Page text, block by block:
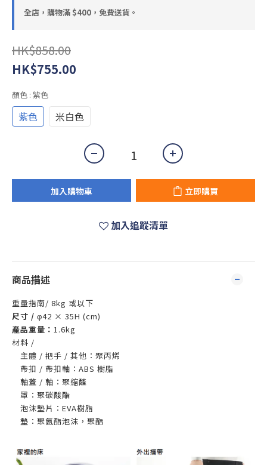
全店，購物滿 $400，免費送貨。
HK$858.00
HK$755.00
顏色 : 紫色
紫色 米白色
加入購物車 立即購買
加入追蹤清單
商品描述
重量指南/ 8kg 或以下
尺寸 / φ42 × 35H (cm)
產品重量： 1.6kg
材料 /
主體 / 把手 / 其他：聚丙烯
帶扣 / 帶扣軸：ABS 樹脂
軸蓋 / 軸：聚縮醛
罩：聚碳酸酯
泡沫墊片：EVA樹脂
墊：聚氨酯泡沫，聚酯